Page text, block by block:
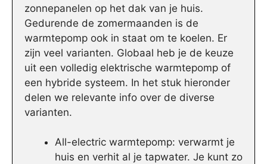
zonnepanelen op het dak van je huis.
Gedurende de zomermaanden is de
warmtepomp ook in staat om te koelen. Er
zijn veel varianten. Globaal heb je de keuze
uit een volledig elektrische warmtepomp of
een hybride systeem. In het stuk hieronder
delen we relevante info over de diverse
varianten.
All-electric warmtepomp: verwarmt je
huis en verhit al je tapwater. Je kunt zo